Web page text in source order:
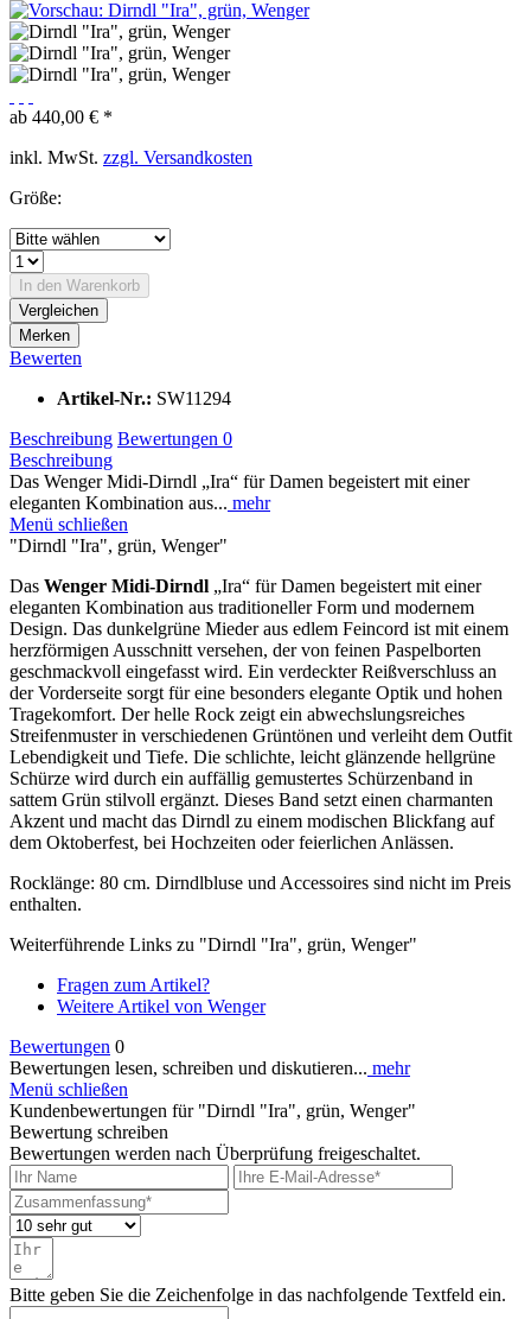
ab 440,00 € *
inkl. MwSt. zzgl. Versandkosten
Größe:
In den Warenkorb
Vergleichen
Merken
Bewerten
Artikel-Nr.: SW11294
Beschreibung Bewertungen 0
Beschreibung
Das Wenger Midi-Dirndl „Ira“ für Damen begeistert mit einer
eleganten Kombination aus... mehr
Menü schließen
"Dirndl "Ira", grün, Wenger"
Das Wenger Midi-Dirndl „Ira“ für Damen begeistert mit einer
eleganten Kombination aus traditioneller Form und modernem
Design. Das dunkelgrüne Mieder aus edlem Feincord ist mit einem
herzförmigen Ausschnitt versehen, der von feinen Paspelborten
geschmackvoll eingefasst wird. Ein verdeckter Reißverschluss an
der Vorderseite sorgt für eine besonders elegante Optik und hohen
Tragekomfort. Der helle Rock zeigt ein abwechslungsreiches
Streifenmuster in verschiedenen Grüntönen und verleiht dem Outfit
Lebendigkeit und Tiefe. Die schlichte, leicht glänzende hellgrüne
Schürze wird durch ein auffällig gemustertes Schürzenband in
sattem Grün stilvoll ergänzt. Dieses Band setzt einen charmanten
Akzent und macht das Dirndl zu einem modischen Blickfang auf
dem Oktoberfest, bei Hochzeiten oder feierlichen Anlässen.
Rocklänge: 80 cm. Dirndlbluse und Accessoires sind nicht im Preis
enthalten.
Weiterführende Links zu "Dirndl "Ira", grün, Wenger"
Fragen zum Artikel?
Weitere Artikel von Wenger
Bewertungen 0
Bewertungen lesen, schreiben und diskutieren... mehr
Menü schließen
Kundenbewertungen für "Dirndl "Ira", grün, Wenger"
Bewertung schreiben
Bewertungen werden nach Überprüfung freigeschaltet.
Bitte geben Sie die Zeichenfolge in das nachfolgende Textfeld ein.